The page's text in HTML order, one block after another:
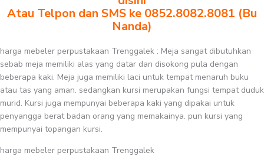
Atau Telpon dan SMS ke 0852.8082.8081 (Bu
Nanda)
harga mebeler perpustakaan Trenggalek : Meja sangat dibutuhkan
sebab meja memiliki alas yang datar dan disokong pula dengan
beberapa kaki. Meja juga memiliki laci untuk tempat menaruh buku
atau tas yang aman. sedangkan kursi merupakan fungsi tempat duduk
murid. Kursi juga mempunyai beberapa kaki yang dipakai untuk
penyangga berat badan orang yang memakainya. pun kursi yang
mempunyai topangan kursi.
harga mebeler perpustakaan Trenggalek